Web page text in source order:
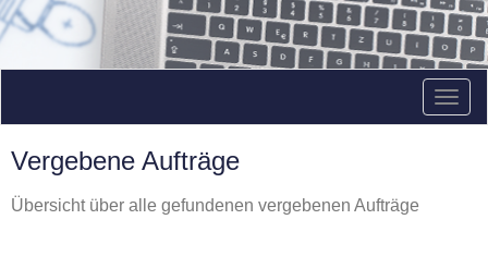
Vergebene Aufträge
Übersicht über alle gefundenen vergebenen Aufträge